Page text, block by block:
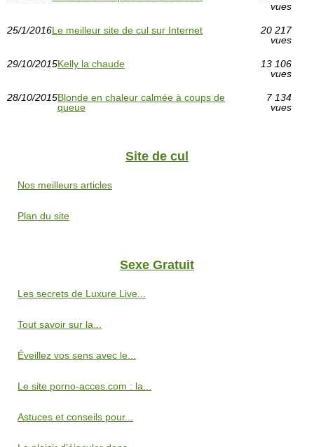
vues
25/1/2016Le meilleur site de cul sur Internet
20 217
vues
29/10/2015Kelly la chaude
13 106
vues
28/10/2015Blonde en chaleur calmée à coups de
queue
7 134
vues
Site de cul
Nos meilleurs articles
Plan du site
Sexe Gratuit
Les secrets de Luxure Live...
Tout savoir sur la...
Éveillez vos sens avec le...
Le site porno-acces.com : la...
Astuces et conseils pour...